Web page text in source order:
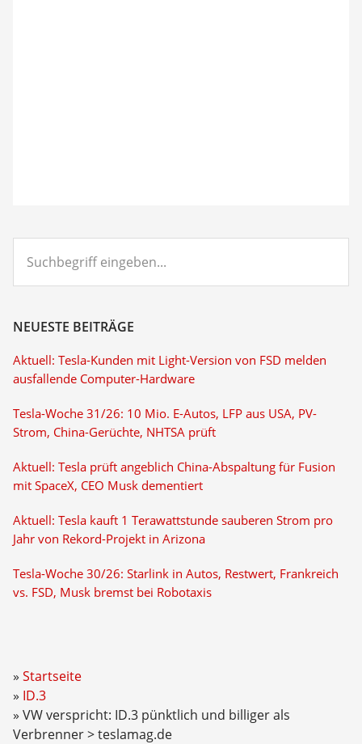
eingeben...
NEUESTE BEITRÄGE
Aktuell: Tesla-Kunden mit Light-Version von FSD melden
ausfallende Computer-Hardware
Tesla-Woche 31/26: 10 Mio. E-Autos, LFP aus USA, PV-
Strom, China-Gerüchte, NHTSA prüft
Aktuell: Tesla prüft angeblich China-Abspaltung für Fusion
mit SpaceX, CEO Musk dementiert
Aktuell: Tesla kauft 1 Terawattstunde sauberen Strom pro
Jahr von Rekord-Projekt in Arizona
Tesla-Woche 30/26: Starlink in Autos, Restwert, Frankreich
vs. FSD, Musk bremst bei Robotaxis
Startseite
ID.3
VW verspricht: ID.3 pünktlich und billiger als
Verbrenner > teslamag.de